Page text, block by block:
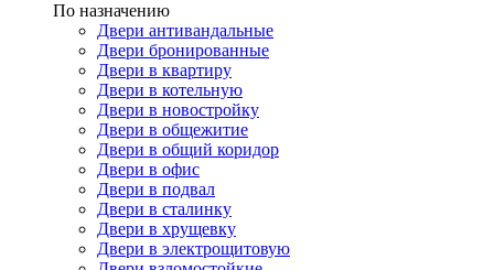
По назначению
Двери антивандальные
Двери бронированные
Двери в квартиру
Двери в котельную
Двери в новостройку
Двери в общежитие
Двери в общий коридор
Двери в офис
Двери в подвал
Двери в сталинку
Двери в хрущевку
Двери в электрощитовую